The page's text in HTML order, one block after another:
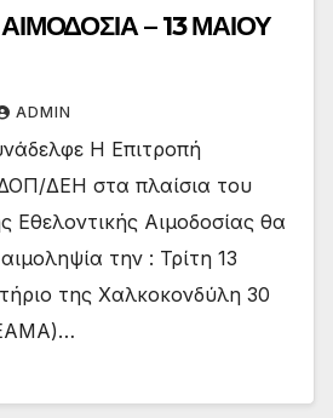
– 13 ΜΑΙΟΥ
ADMIN
Η Επιτροπή
ΔΕΗ στα πλαίσια του
Εθελοντικής Αιμοδοσίας θα
την : Τρίτη 13
της Χαλκοκονδύλη 30